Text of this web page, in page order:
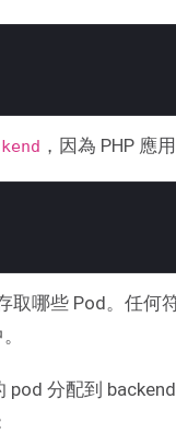
，因為 PHP 應
取哪些 Pod。任何
pod 分配到